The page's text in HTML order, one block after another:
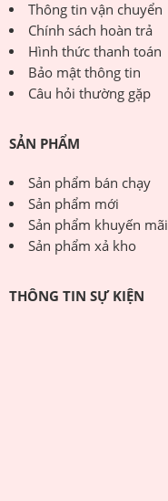
Thông tin vận chuyển
Chính sách hoàn trả
Hình thức thanh toán
Bảo mật thông tin
Câu hỏi thường gặp
SẢN PHẨM
Sản phẩm bán chạy
Sản phẩm mới
Sản phẩm khuyến mãi
Sản phẩm xả kho
THÔNG TIN SỰ KIỆN